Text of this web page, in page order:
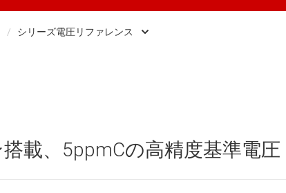
マイコン (MCU) / プロセッサ
モリ向け電源 IC
/ シリーズ電圧リファレンス
載、5ppmCの高精度基準電圧